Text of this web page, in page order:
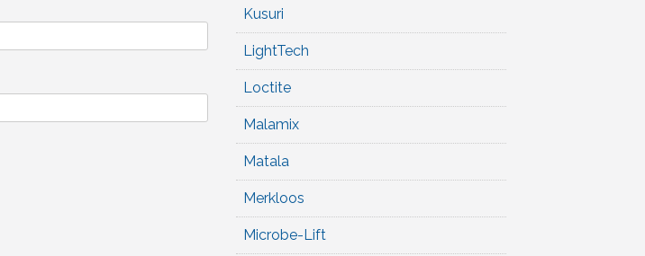
Kusuri
LightTech
Loctite
Malamix
Matala
Merkloos
Microbe-Lift